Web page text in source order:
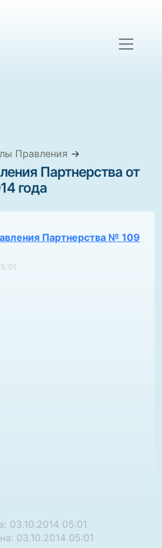
Правления →
Партнерства от
года
Партнерства № 109
03.10.2014 05:01
03.10.2014 05:01